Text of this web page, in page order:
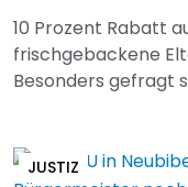
10 Prozent Rabatt
frischgebackene
Besonders gefragt
JUSTIZ